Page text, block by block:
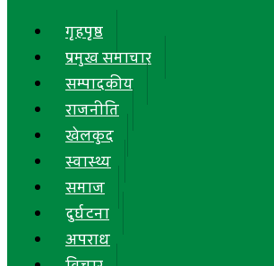
गृहपृष्ठ
प्रमुख समाचार
सम्पादकीय
राजनीति
खेलकुद
स्वास्थ्य
समाज
दुर्घटना
अपराध